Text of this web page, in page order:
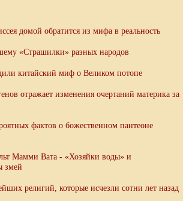
домой обратится из мифа в реальность
«Страшилки» разных народов
китайский миф о Великом потопе
отражает изменения очертаний материка за
фактов о божественном пантеоне
Мамми Вата - «Хозяйки воды» и
змей
религий, которые исчезли сотни лет назад